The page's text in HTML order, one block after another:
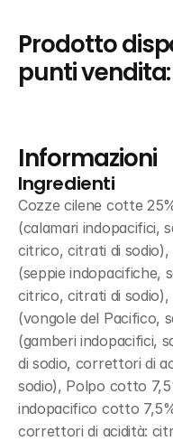
Prodotto
punti vendita:
Informazioni
Ingredienti
Cozze cilene cotte
(calamari indopacifici,
citrico, citrati di sodio),
(seppie indopacifiche,
citrico, citrati di
(vongole del Pacifico,
(gamberi indopacifici,
di sodio, correttori di
sodio), Polpo cotto
indopacifico cotto
correttori di acidità: